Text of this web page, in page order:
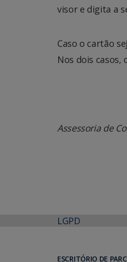
visor e digita a
Caso o cartão
Nos dois
Assessoria de
LGPD
ESCRITÓRIO DE